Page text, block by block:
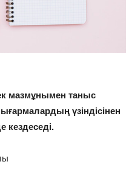
мазмұнымен таныс
үзіндісінен
кездеседі.